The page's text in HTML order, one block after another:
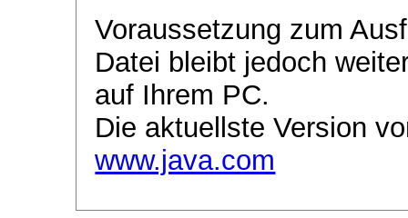
Voraussetzung zum
Datei bleibt jedoch
auf Ihrem PC.
Die aktuellste Version
www.java.com